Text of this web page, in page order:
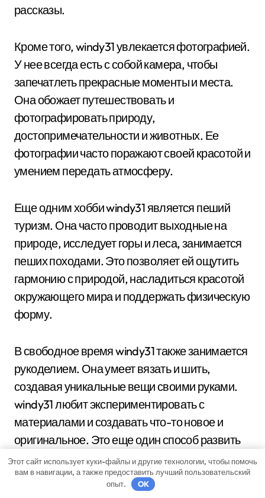
рассказы.
Кроме того, windy31 увлекается фотографией.
У нее всегда есть с собой камера, чтобы
запечатлеть прекрасные моменты и места.
Она обожает путешествовать и
фотографировать природу,
достопримечательности и животных. Ее
фотографии часто поражают своей красотой и
умением передать атмосферу.
Еще одним хобби windy31 является пеший
туризм. Она часто проводит выходные на
природе, исследует горы и леса, занимается
пеших походами. Это позволяет ей ощутить
гармонию с природой, насладиться красотой
окружающего мира и поддержать физическую
форму.
В свободное время windy31 также занимается
рукоделием. Она умеет вязать и шить,
создавая уникальные вещи своими руками.
windy31 любит экспериментировать с
материалами и создавать что-то новое и
оригинальное. Это еще один способ развить
свою креативность и насладиться процессом
творчества.
Этот сайт использует куки-файлы и другие технологии, чтобы помочь
вам в навигации, а также предоставить лучший пользовательский
опыт.
OK